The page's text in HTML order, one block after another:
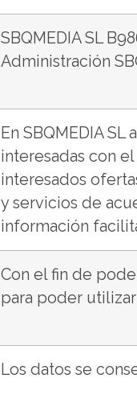
SBQMEDIA SL
Administración
En SBQMEDIA
interesadas con
interesados
y servicios de
información
Con el fin de
para poder
Los datos se